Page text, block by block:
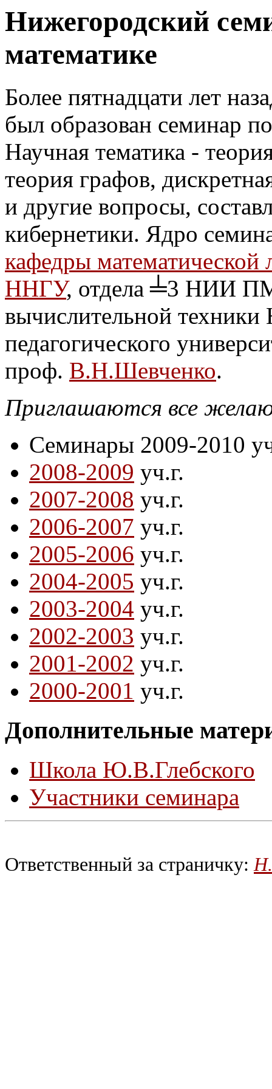
Нижегородский
математике
Более пятнадцати лет
был образован семинар
Научная тематика -
теория графов,
и другие вопросы,
кибернетики. Ядро
кафедры
ННГУ, отдела ╧3 НИИ
вычислительной техники
педагогического
проф. В.Н.Шевченко.
Приглашаются все
Семинары 2009-2010
2008-2009 уч.г.
2007-2008 уч.г.
2006-2007 уч.г.
2005-2006 уч.г.
2004-2005 уч.г.
2003-2004 уч.г.
2002-2003 уч.г.
2001-2002 уч.г.
2000-2001 уч.г.
Дополнительные
Школа Ю.В.Глебского
Участники семинара
Ответственный за страничку: